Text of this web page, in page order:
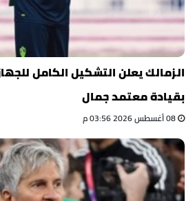
الزمالك يعلن التشكيل الكامل
بقيادة معتمد جمال